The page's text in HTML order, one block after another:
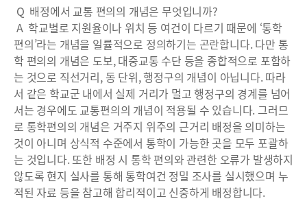
Q 배정에서 교통 편의의 개념은 무엇입니까?
A 학교별로 지원율이나 위치 등 여건이 다르기 때문에 ‘통학
편의’라는 개념을 일률적으로 정의하기는 곤란합니다. 다만 통
학 편의의 개념은 도보, 대중교통 수단 등을 종합적으로 포함하
는 것으로 직선거리, 동 단위, 행정구의 개념이 아닙니다. 따라
서 같은 학교군 내에서 실제 거리가 멀고 행정구의 경계를 넘어
서는 경우에도 교통편의의 개념이 적용될 수 있습니다. 그러므
로 통학편의의 개념은 거주지 위주의 근거리 배정을 의미하는
것이 아니며 상식적 수준에서 통학이 가능한 곳을 모두 포괄하
는 것입니다. 또한 배정 시 통학 편의와 관련한 오류가 발생하지
않도록 현지 실사를 통해 통학여건 정밀 조사를 실시했으며 누
적된 자료 등을 참고해 합리적이고 신중하게 배정합니다.